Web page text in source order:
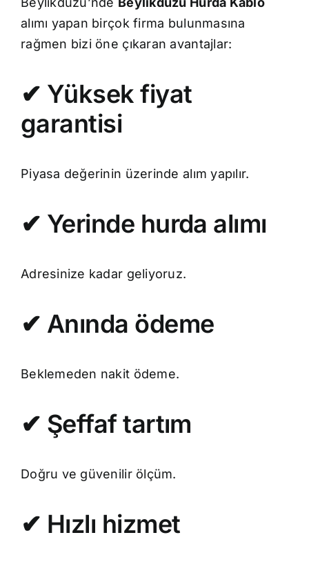
alımı yapan birçok firma bulunmasına
rağmen bizi öne çıkaran avantajlar:
✔ Yüksek fiyat
garantisi
Piyasa değerinin üzerinde alım yapılır.
✔ Yerinde hurda alımı
Adresinize kadar geliyoruz.
✔ Anında ödeme
Beklemeden nakit ödeme.
✔ Şeffaf tartım
Doğru ve güvenilir ölçüm.
✔ Hızlı hizmet